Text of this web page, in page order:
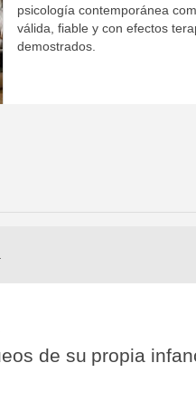
psicología contemporánea
válida, fiable y con efectos
demostrados.
de su propia